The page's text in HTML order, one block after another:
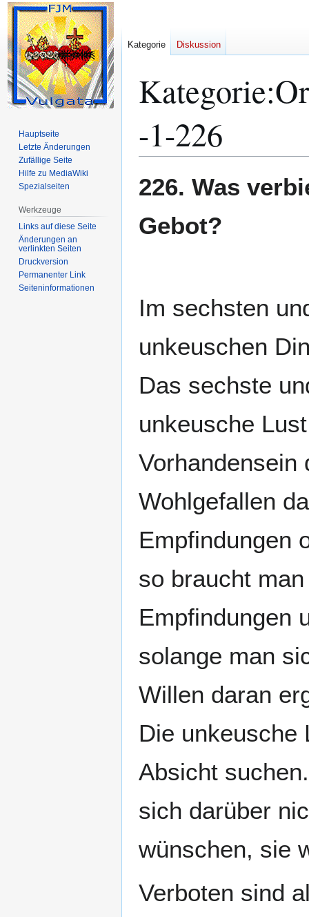
Kategorie:
-1-226
Navigation
Suche
226. Was
Gebot?
Im sechsten
unkeuschen
Das sechste
unkeusche
Vorhandensein
Wohlgefallen
Empfindungen
so braucht
Empfindungen
solange man
Willen daran
Die unkeusche
Absicht
sich darüber
wünschen, sie
Verboten sind
Kategorie Diskussion
Hauptseite
Letzte Änderungen
Zufällige Seite
Hilfe zu MediaWiki
Spezialseiten
Werkzeuge
Links auf diese Seite
Änderungen an
verlinkten Seiten
Druckversion
Permanenter Link
Seiten­­informationen